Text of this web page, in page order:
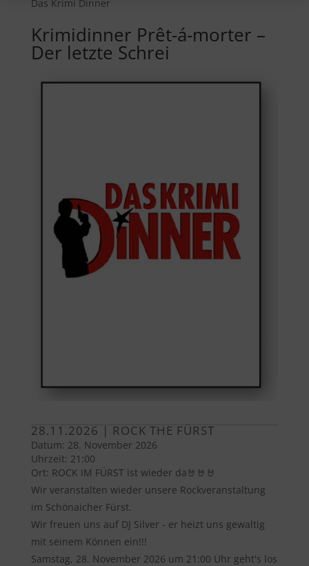
Das Krimi Dinner
Krimidinner Prêt-á-morter –
Der letzte Schrei
28.11.2026 | ROCK THE FÜRST
Datum: 28. November 2026
Uhrzeit: 21:00
Ort: ROCK IM FÜRST ist wieder da🤘🤘🤘
Wir veranstalten wieder unsere Rockveranstaltung
im Schönaicher Fürst.
Wir freuen uns auf DJ Silver - er heizt uns gewaltig
mit seinem Können ein!!!
Samstag, 28. November 2026 um 21:00 Uhr geht's los